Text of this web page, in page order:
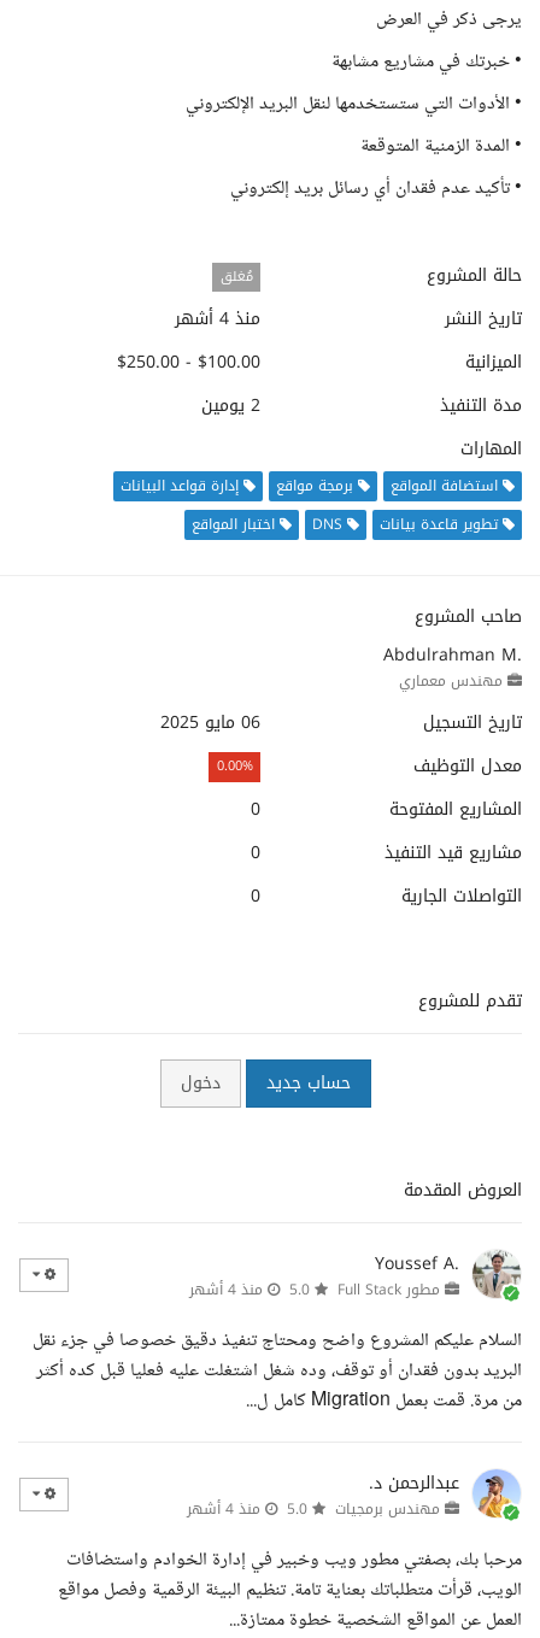
يرجى ذكر في العرض
• خبرتك في مشاريع مشابهة
• الأدوات التي ستستخدمها لنقل البريد الإلكتروني
• المدة الزمنية المتوقعة
• تأكيد عدم فقدان أي رسائل بريد إلكتروني
حالة المشروع مُغلق
تاريخ النشر
منذ 4 أشهر
الميزانية
$100.00 - $250.00
مدة التنفيذ
2 يومين
المهارات
استضافة المواقع برمجة مواقع
إدارة قواعد البيانات
تطوير قاعدة بيانات
DNS اختبار المواقع
صاحب المشروع
Abdulrahman M.
مهندس معماري
تاريخ التسجيل
06 مايو 2025
معدل التوظيف
0.00%
المشاريع المفتوحة
0
مشاريع قيد التنفيذ
0
التواصلات الجارية
0
تقدم للمشروع
حساب جديد دخول
العروض المقدمة
Youssef A.
مطور Full Stack منذ 4 أشهر
السلام عليكم المشروع واضح ومحتاج تنفيذ دقيق خصوصا في جزء نقل
البريد بدون فقدان أو توقف، وده شغل اشتغلت عليه فعليا قبل كده أكثر
من مرة. قمت بعمل Migration كامل ل...
عبدالرحمن د.
مهندس برمجيات منذ 4 أشهر
مرحبا بك، بصفتي مطور ويب وخبير في إدارة الخوادم واستضافات
الويب، قرأت متطلباتك بعناية تامة. تنظيم البيئة الرقمية وفصل مواقع
العمل عن المواقع الشخصية خطوة ممتازة...